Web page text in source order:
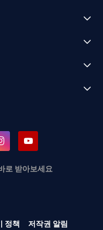
로 받아보세요
정책
저작권 알림